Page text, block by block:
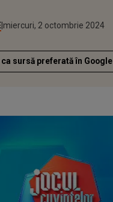
Publicat:
miercuri, 2 octombrie 2024
Actualizat:
miercuri, 2 octombrie 2024
sursă preferată în Google